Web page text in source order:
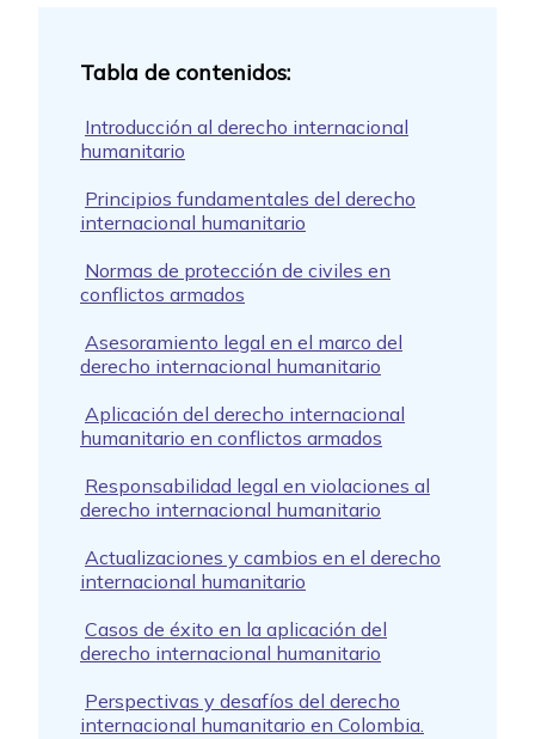
Introducción al derecho internacional
humanitario
Principios fundamentales del derecho
internacional humanitario
Normas de protección de civiles en
conflictos armados
Asesoramiento legal en el marco del
derecho internacional humanitario
Aplicación del derecho internacional
humanitario en conflictos armados
Responsabilidad legal en violaciones al
derecho internacional humanitario
Actualizaciones y cambios en el derecho
internacional humanitario
Casos de éxito en la aplicación del
derecho internacional humanitario
Perspectivas y desafíos del derecho
internacional humanitario en Colombia.